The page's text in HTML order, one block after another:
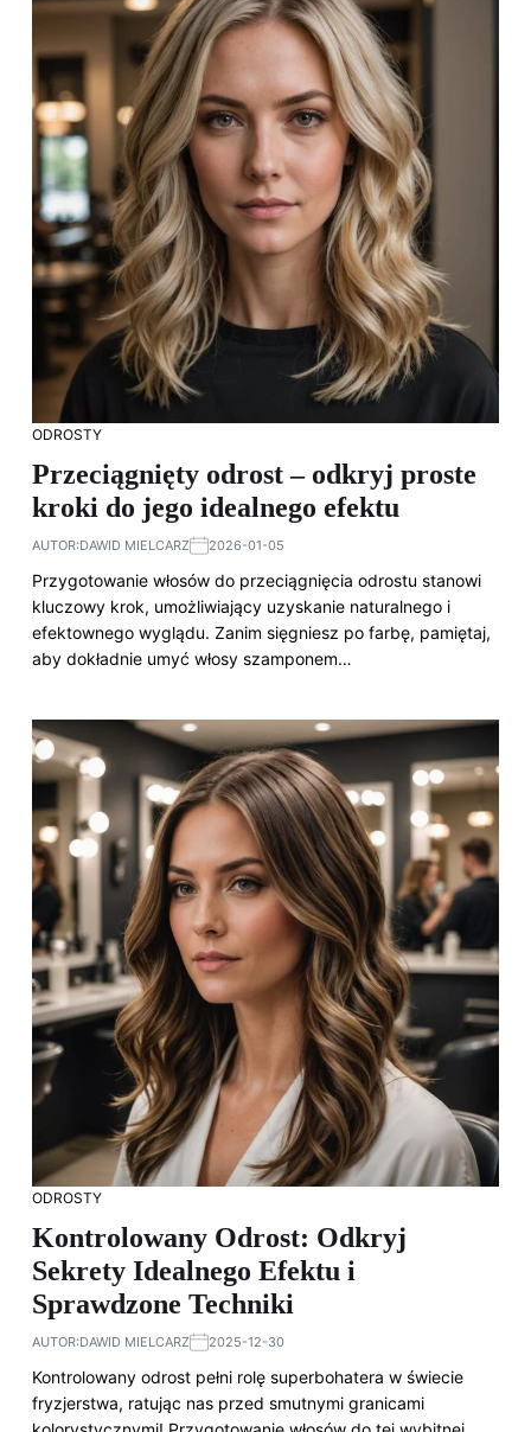
ODROSTY
Przeciągnięty odrost – odkryj proste
kroki do jego idealnego efektu
AUTOR:DAWID MIELCARZ 2026-01-05
Przygotowanie włosów do przeciągnięcia odrostu stanowi
kluczowy krok, umożliwiający uzyskanie naturalnego i
efektownego wyglądu. Zanim sięgniesz po farbę, pamiętaj,
aby dokładnie umyć włosy szamponem…
ODROSTY
Kontrolowany Odrost: Odkryj
Sekrety Idealnego Efektu i
Sprawdzone Techniki
AUTOR:DAWID MIELCARZ 2025-12-30
Kontrolowany odrost pełni rolę superbohatera w świecie
fryzjerstwa, ratując nas przed smutnymi granicami